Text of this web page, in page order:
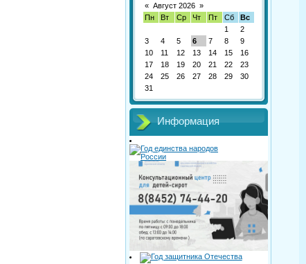
« Август 2026 »
Пн
Вт Ср Чт Пт Сб
Вс
1
2
3
4 5 6 7 8
9
10
11 12 13 14 15
16
17
18 19 20 21 22
23
24
25 26 27 28 29
30
31
Информация